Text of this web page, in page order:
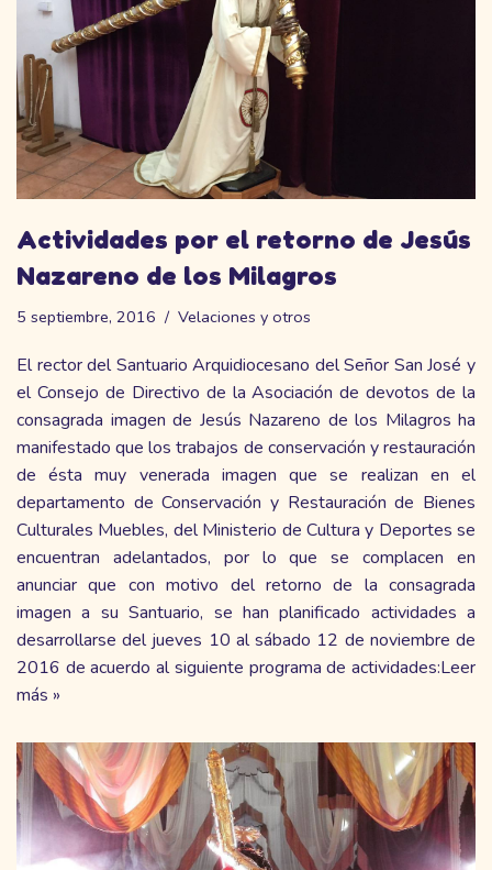
Actividades por el retorno de Jesús
Nazareno de los Milagros
5 septiembre, 2016 Velaciones y otros
El rector del Santuario Arquidiocesano del Señor San José y
el Consejo de Directivo de la Asociación de devotos de la
consagrada imagen de Jesús Nazareno de los Milagros ha
manifestado que los trabajos de conservación y restauración
de ésta muy venerada imagen que se realizan en el
departamento de Conservación y Restauración de Bienes
Culturales Muebles, del Ministerio de Cultura y Deportes se
encuentran adelantados, por lo que se complacen en
anunciar que con motivo del retorno de la consagrada
imagen a su Santuario, se han planificado actividades a
desarrollarse del jueves 10 al sábado 12 de noviembre de
2016 de acuerdo al siguiente programa de actividades:Leer
más »